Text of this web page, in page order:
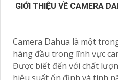
GIỚI THIỆU VỀ CAMERA
Camera Dahua là một
hàng đầu trong lĩnh vực
Được biết đến với chất